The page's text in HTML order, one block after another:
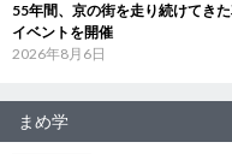
55年間、京の街を走り続けてき
イベントを開催
2026年8月6日
まめ学